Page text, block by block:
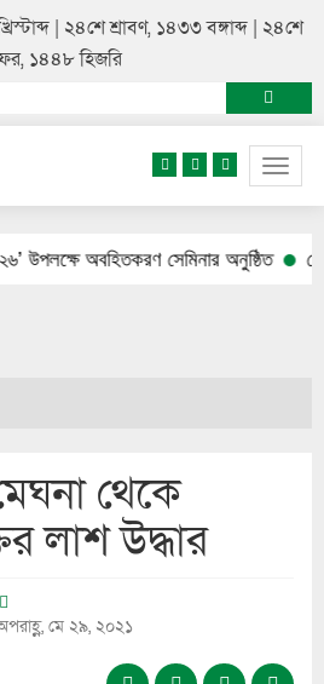
| ২৪শে শ্রাবণ, ১৪৩৩ বঙ্গাব্দ | ২৪শে
১৪৪৮ হিজরি
অবহিতকরণ সেমিনার অনুষ্ঠিত মেয়ের
থেকে
লাশ উদ্ধার
মে ২৯, ২০২১